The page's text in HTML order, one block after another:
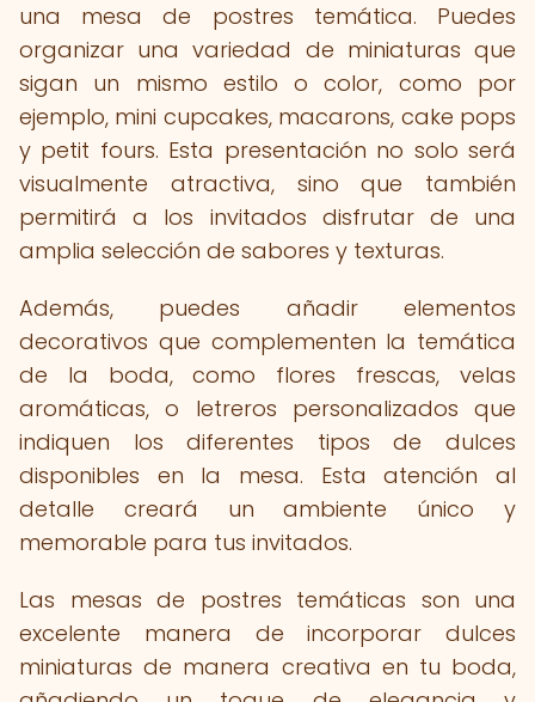
una mesa de postres temática. Puedes
organizar una variedad de miniaturas que
sigan un mismo estilo o color, como por
ejemplo, mini cupcakes, macarons, cake pops
y petit fours. Esta presentación no solo será
visualmente atractiva, sino que también
permitirá a los invitados disfrutar de una
amplia selección de sabores y texturas.
Además, puedes añadir elementos
decorativos que complementen la temática
de la boda, como flores frescas, velas
aromáticas, o letreros personalizados que
indiquen los diferentes tipos de dulces
disponibles en la mesa. Esta atención al
detalle creará un ambiente único y
memorable para tus invitados.
Las mesas de postres temáticas son una
excelente manera de incorporar dulces
miniaturas de manera creativa en tu boda,